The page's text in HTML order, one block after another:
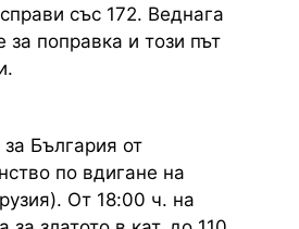
със 172. Веднага
за поправка и този път
България от
по вдигане на
От 18:00 ч. на